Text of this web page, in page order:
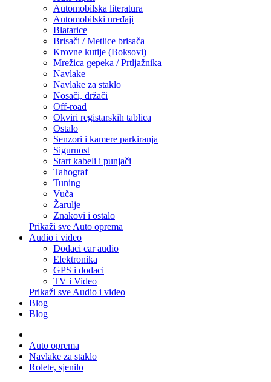
Automobilska literatura
Automobilski uređaji
Blatarice
Brisači / Metlice brisača
Krovne kutije (Boksovi)
Mrežica gepeka / Prtljažnika
Navlake
Navlake za staklo
Nosači, držači
Off-road
Okviri registarskih tablica
Ostalo
Senzori i kamere parkiranja
Sigurnost
Start kabeli i punjači
Tahograf
Tuning
Vuča
Žarulje
Znakovi i ostalo
Prikaži sve Auto oprema
Audio i video
Dodaci car audio
Elektronika
GPS i dodaci
TV i Video
Prikaži sve Audio i video
Blog
Blog
Auto oprema
Navlake za staklo
Rolete, sjenilo